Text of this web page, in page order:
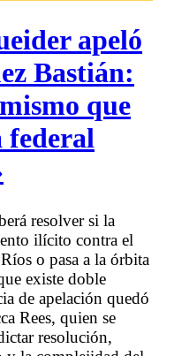
apeló
Bastián:
que
federal
resolver si la
ilícito contra el
o pasa a la órbita
existe doble
de apelación quedó
Rees, quien se
resolución,